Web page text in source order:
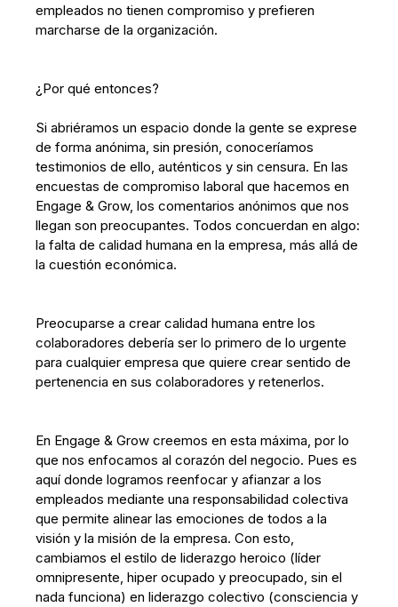
empleados no tienen compromiso y prefieren
marcharse de la organización.
¿Por qué entonces?
Si abriéramos un espacio donde la gente se exprese
de forma anónima, sin presión, conoceríamos
testimonios de ello, auténticos y sin censura. En las
encuestas de compromiso laboral que hacemos en
Engage & Grow, los comentarios anónimos que nos
llegan son preocupantes. Todos concuerdan en algo:
la falta de calidad humana en la empresa, más allá de
la cuestión económica.
Preocuparse a crear calidad humana entre los
colaboradores debería ser lo primero de lo urgente
para cualquier empresa que quiere crear sentido de
pertenencia en sus colaboradores y retenerlos.
En Engage & Grow creemos en esta máxima, por lo
que nos enfocamos al corazón del negocio. Pues es
aquí donde logramos reenfocar y afianzar a los
empleados mediante una responsabilidad colectiva
que permite alinear las emociones de todos a la
visión y la misión de la empresa. Con esto,
cambiamos el estilo de liderazgo heroico (líder
omnipresente, hiper ocupado y preocupado, sin el
nada funciona) en liderazgo colectivo (consciencia y